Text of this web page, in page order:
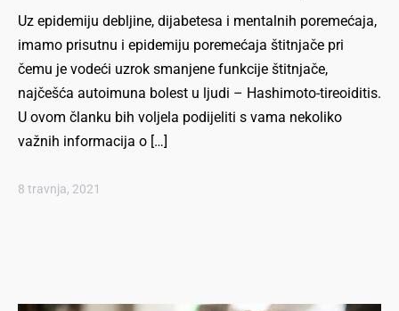
Uz epidemiju debljine, dijabetesa i mentalnih poremećaja,
imamo prisutnu i epidemiju poremećaja štitnjače pri
čemu je vodeći uzrok smanjene funkcije štitnjače,
najčešća autoimuna bolest u ljudi – Hashimoto-tireoiditis.
U ovom članku bih voljela podijeliti s vama nekoliko
važnih informacija o […]
8 travnja, 2021